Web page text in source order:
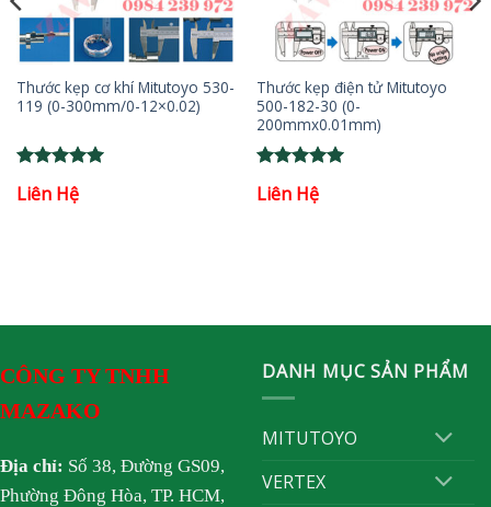
Thước kẹp cơ khí Mitutoyo 530-
119 (0-300mm/0-12×0.02)
out of 5
Liên Hệ
Thước kẹp điện tử Mitutoyo
500-182-30 (0-
200mmx0.01mm)
out of 5
Liên Hệ
CÔNG TY TNHH
MAZAKO
Địa chỉ: Số 38, Đường GS09,
Phường Đông Hòa, TP. HCM,
DANH MỤC SẢN PHẨM
MITUTOYO
VERTEX